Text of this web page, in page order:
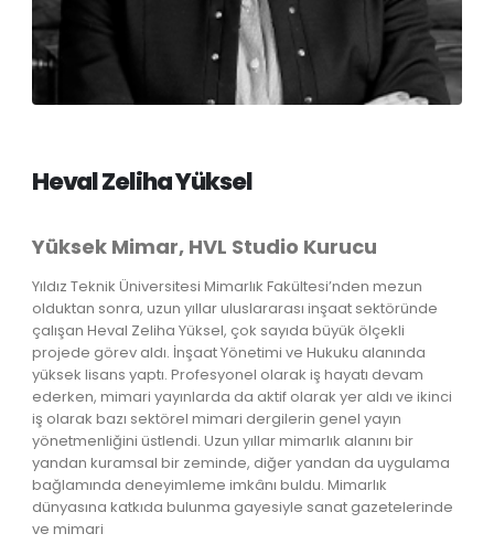
Heval Zeliha Yüksel
Yüksek Mimar, HVL Studio Kurucu
Yıldız Teknik Üniversitesi Mimarlık Fakültesi’nden mezun
olduktan sonra, uzun yıllar uluslararası inşaat sektöründe
çalışan Heval Zeliha Yüksel, çok sayıda büyük ölçekli
projede görev aldı. İnşaat Yönetimi ve Hukuku alanında
yüksek lisans yaptı. Profesyonel olarak iş hayatı devam
ederken, mimari yayınlarda da aktif olarak yer aldı ve ikinci
iş olarak bazı sektörel mimari dergilerin genel yayın
yönetmenliğini üstlendi. Uzun yıllar mimarlık alanını bir
yandan kuramsal bir zeminde, diğer yandan da uygulama
bağlamında deneyimleme imkânı buldu. Mimarlık
dünyasına katkıda bulunma gayesiyle sanat gazetelerinde
ve mimari